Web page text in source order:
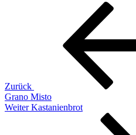
Beitragsnavigation
Zurück
Grano Misto
Nächster
Weiter Kastanienbrot